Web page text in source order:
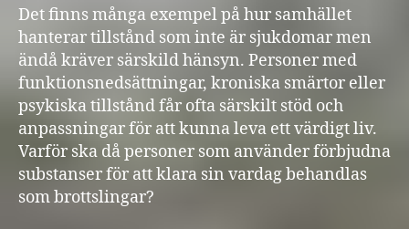
Det finns många exempel på hur samhället
hanterar tillstånd som inte är sjukdomar men
ändå kräver särskild hänsyn. Personer med
funktionsnedsättningar, kroniska smärtor eller
psykiska tillstånd får ofta särskilt stöd och
anpassningar för att kunna leva ett värdigt liv.
Varför ska då personer som använder förbjudna
substanser för att klara sin vardag behandlas
som brottslingar?